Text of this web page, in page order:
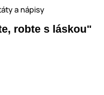
a nápisy
robte s láskou"